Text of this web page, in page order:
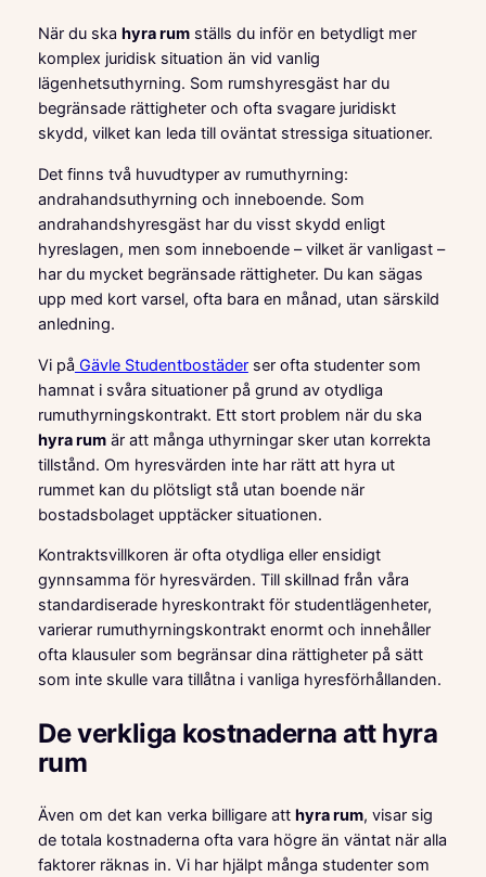
När du ska hyra rumställs du inför en betydligt mer
komplex juridisk situation än vid vanlig
lägenhetsuthyrning. Som rumshyresgäst har du
begränsade rättigheter och ofta svagare juridiskt
skydd, vilket kan leda till oväntat stressiga situationer.
Det finns två huvudtyper av rumuthyrning:
andrahandsuthyrning och inneboende. Som
andrahandshyresgäst har du visst skydd enligt
hyreslagen, men som inneboende – vilket är vanligast –
har du mycket begränsade rättigheter. Du kan sägas
upp med kort varsel, ofta bara en månad, utan särskild
anledning.
Vi på Gävle Studentbostäderser ofta studenter som
hamnat i svåra situationer på grund av otydliga
rumuthyrningskontrakt. Ett stort problem när du ska
hyra rumär att många uthyrningar sker utan korrekta
tillstånd. Om hyresvärden inte har rätt att hyra ut
rummet kan du plötsligt stå utan boende när
bostadsbolaget upptäcker situationen.
Kontraktsvillkoren är ofta otydliga eller ensidigt
gynnsamma för hyresvärden. Till skillnad från våra
standardiserade hyreskontrakt för studentlägenheter,
varierar rumuthyrningskontrakt enormt och innehåller
ofta klausuler som begränsar dina rättigheter på sätt
som inte skulle vara tillåtna i vanliga hyresförhållanden.
De verkliga kostnaderna att hyra
rum
Även om det kan verka billigare att hyra rum, visar sig
de totala kostnaderna ofta vara högre än väntat när alla
faktorer räknas in. Vi har hjälpt många studenter som